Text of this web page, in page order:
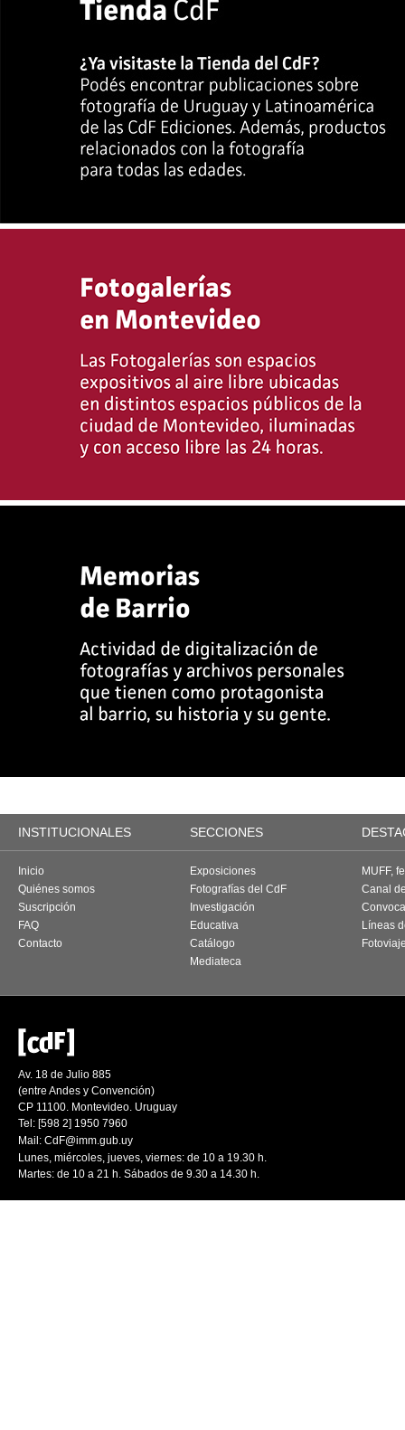
INSTITUCIONALES SECCIONES
Inicio
Quiénes somos
Suscripción
FAQ
Contacto
Exposiciones
Fotografías del CdF
Investigación
Educativa
Catálogo
Mediateca
MUFF,
Canal
Líneas
Av. 18 de Julio 885
(entre Andes y Convención)
CP 11100. Montevideo. Uruguay
Tel: [598 2] 1950 7960
Mail: CdF@imm.gub.uy
Lunes, miércoles, jueves, viernes: de 10 a 19.30 h.
Martes: de 10 a 21 h. Sábados de 9.30 a 14.30 h.